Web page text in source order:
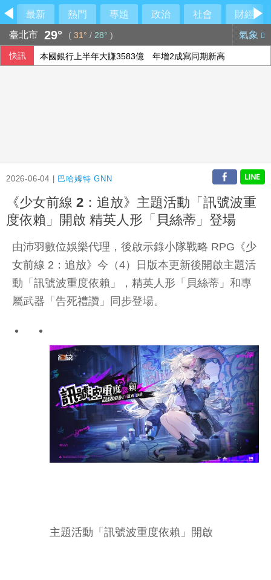
最新 熱門 專題 政治 社會
財經
臺北市 29° ( 31° / 28° ) 氣象
快訊 本國銀行上半年大賺3583億 年增2成寫同期新高
2026-06-04 | 巴哈姆特 GNN
《少女前線 2：追放》主題活動「訊號波重
度依賴」開啟 精英人形「貝絲蒂」登場
由沛羽數位娛樂代理，後啟示錄小隊戰略 RPG《少
女前線 2：追放》今（4）日版本更新後開啟主題活
動「訊號波重度依賴」，精英人形「貝絲蒂」和專
屬武器「告死禮讚」同步登場。
主題活動「訊號波重度依賴」開啟